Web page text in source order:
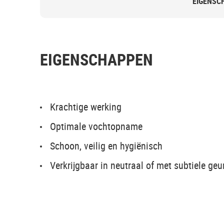
EIGENSCHAPPEN
Krachtige werking
Optimale vochtopname
Schoon, veilig en hygiënisch
Verkrijgbaar in neutraal of met subtiele